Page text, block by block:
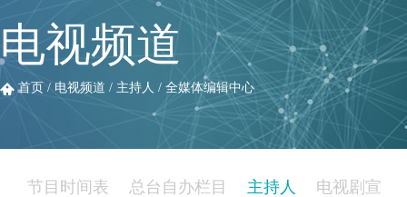
电视频道
首页 / 电视频道 / 主持人 / 全媒体编辑中心
节目时间表 总台自办栏目 主持人 电视剧宣